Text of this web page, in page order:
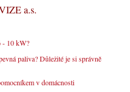
a.s.
- 10 kW?
paliva? Důležité je si správně
v domácnosti